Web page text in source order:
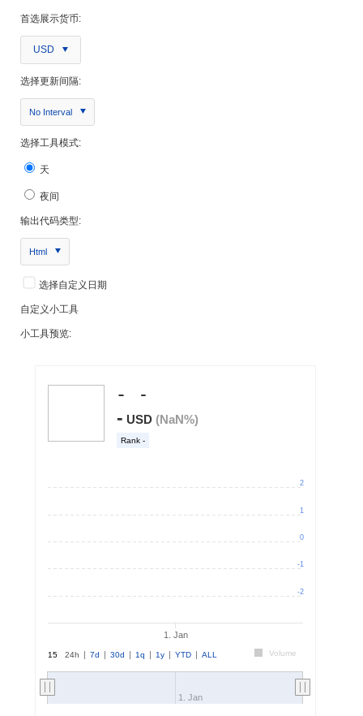
首选展示货币:
USD
选择更新间隔:
No Interval
选择工具模式:
天
夜间
输出代码类型:
Html
选择自定义日期
自定义小工具
小工具预览: